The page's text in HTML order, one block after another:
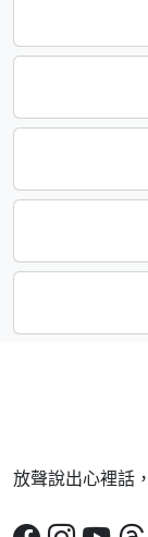
放聲說出心裡話